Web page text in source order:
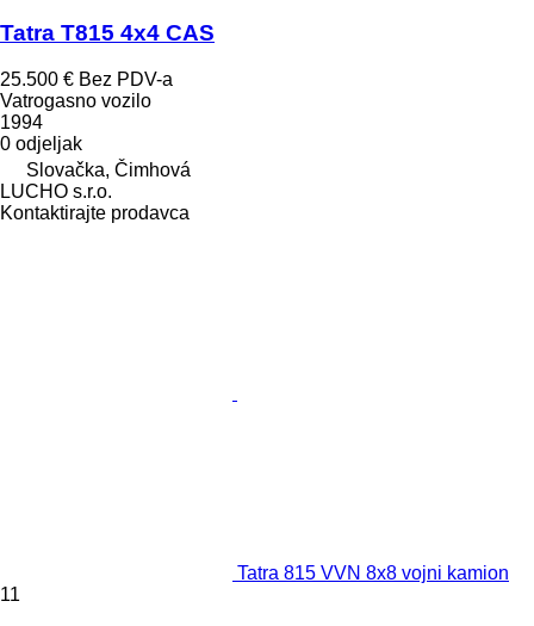
Tatra T815 4x4 CAS
25.500 € Bez PDV-a
Vatrogasno vozilo
1994
0 odjeljak
Slovačka, Čimhová
LUCHO s.r.o.
Kontaktirajte prodavca
Tatra 815 VVN 8x8 vojni kamion
11